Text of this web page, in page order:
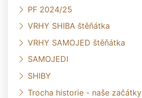
PF 2024/25
VRHY SHIBA štěňátka
VRHY SAMOJED štěňátka
SAMOJEDI
SHIBY
Trocha historie - naše začátky